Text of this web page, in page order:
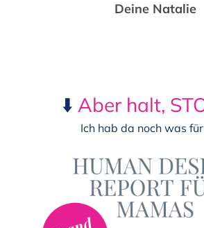
Deine Natalie
⬇️ Aber halt,
Ich hab da noch was